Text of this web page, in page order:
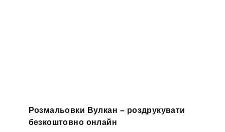
Розмальовки Вулкан – роздрукувати
безкоштовно онлайн